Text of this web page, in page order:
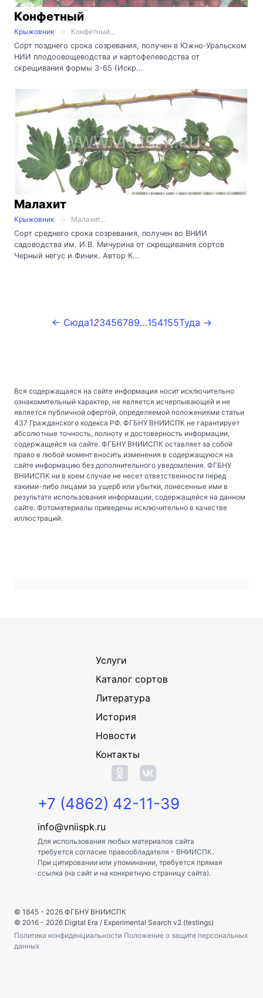
Конфетный
Крыжовник
Конфетный...
Сорт позднего срока созревания, получен в Южно-Уральском
НИИ плодоовощеводства и картофелеводства от
скрещивания формы 3-65 (Искр...
Малахит
Крыжовник
Малахит...
Сорт среднего срока созревания, получен во ВНИИ
садоводства им. И.В. Мичурина от скрещивания сортов
Черный негус и Финик. Автор К...
← Сюда123456789…154155Туда →
Вся содержащаяся на сайте информация носит исключительно
ознакомительный характер, не является исчерпывающей и не
является публичной офертой, определяемой положениями статьи
437 Гражданского кодекса РФ. ФГБНУ ВНИИСПК не гарантирует
абсолютные точность, полноту и достоверность информации,
содержащейся на сайте. ФГБНУ ВНИИСПК оставляет за собой
право в любой момент вносить изменения в содержащуюся на
сайте информацию без дополнительного уведомления. ФГБНУ
ВНИИСПК ни в коем случае не несет ответственности перед
какими-либо лицами за ущерб или убытки, понесенные ими в
результате использования информации, содержащейся на данном
сайте. Фотоматериалы приведены исключительно в качестве
иллюстраций.
Услуги
Каталог сортов
Литература
История
Новости
Контакты
+7 (4862) 42-11-39
info@vniispk.ru
Для использования любых материалов сайта
требуется согласие правообладателя - ВНИИСПК.
При цитировании или упоминании, требуется прямая
ссылка (на сайт и на конкретную страницу сайта).
© 1845 - 2026 ФГБНУ ВНИИСПК
© 2016 - 2026 Digital Era / Experimental Search v2 (testings)
Политика конфиденциальности Положение о защите персональных
данных